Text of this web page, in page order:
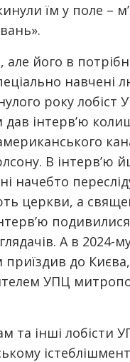
їм у поле –
але його в
навчені
року лобіст
дав інтерв’ю
В інтерв’ю
начебто
церкви, а
А в 2024-
до Києва,
УПЦ
та інші лобісти